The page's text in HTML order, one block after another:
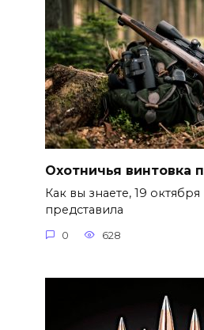
Охотничья винтовка
Как вы знаете, 19
представила
0 628